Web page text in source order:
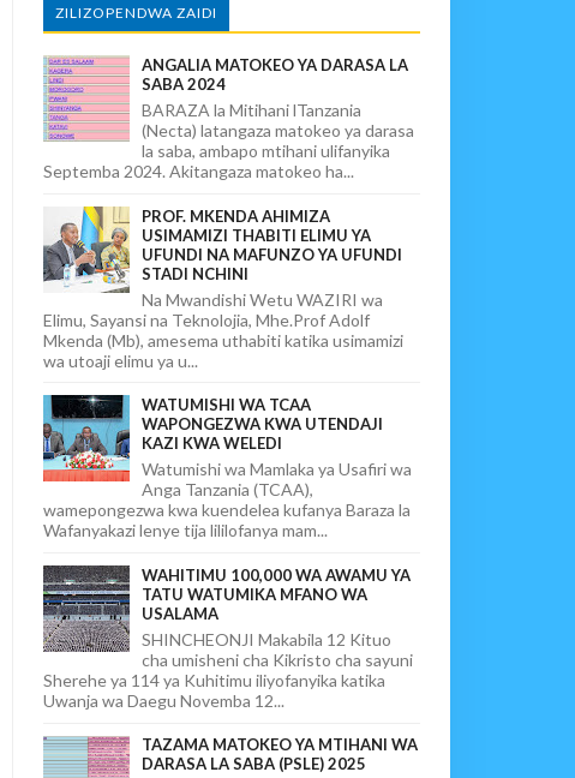
ZILIZOPENDWA ZAIDI
ANGALIA MATOKEO YA DARASA LA
SABA 2024
BARAZA la Mitihani lTanzania
(Necta) latangaza matokeo ya darasa
la saba, ambapo mtihani ulifanyika
Septemba 2024. Akitangaza matokeo ha...
PROF. MKENDA AHIMIZA
USIMAMIZI THABITI ELIMU YA
UFUNDI NA MAFUNZO YA UFUNDI
STADI NCHINI
Na Mwandishi Wetu WAZIRI wa
Elimu, Sayansi na Teknolojia, Mhe.Prof Adolf
Mkenda (Mb), amesema uthabiti katika usimamizi
wa utoaji elimu ya u...
WATUMISHI WA TCAA
WAPONGEZWA KWA UTENDAJI
KAZI KWA WELEDI
Watumishi wa Mamlaka ya Usafiri wa
Anga Tanzania (TCAA),
wamepongezwa kwa kuendelea kufanya Baraza la
Wafanyakazi lenye tija lililofanya mam...
WAHITIMU 100,000 WA AWAMU YA
TATU WATUMIKA MFANO WA
USALAMA
SHINCHEONJI Makabila 12 Kituo
cha umisheni cha Kikristo cha sayuni
Sherehe ya 114 ya Kuhitimu iliyofanyika katika
Uwanja wa Daegu Novemba 12...
TAZAMA MATOKEO YA MTIHANI WA
DARASA LA SABA (PSLE) 2025